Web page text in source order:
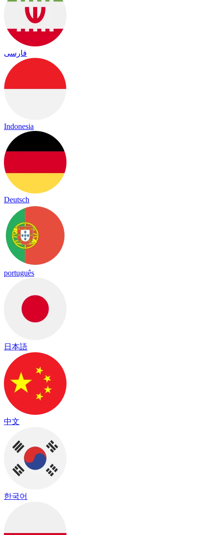
فارسی
Indonesia
Deutsch
português
日本語
中文
한국어